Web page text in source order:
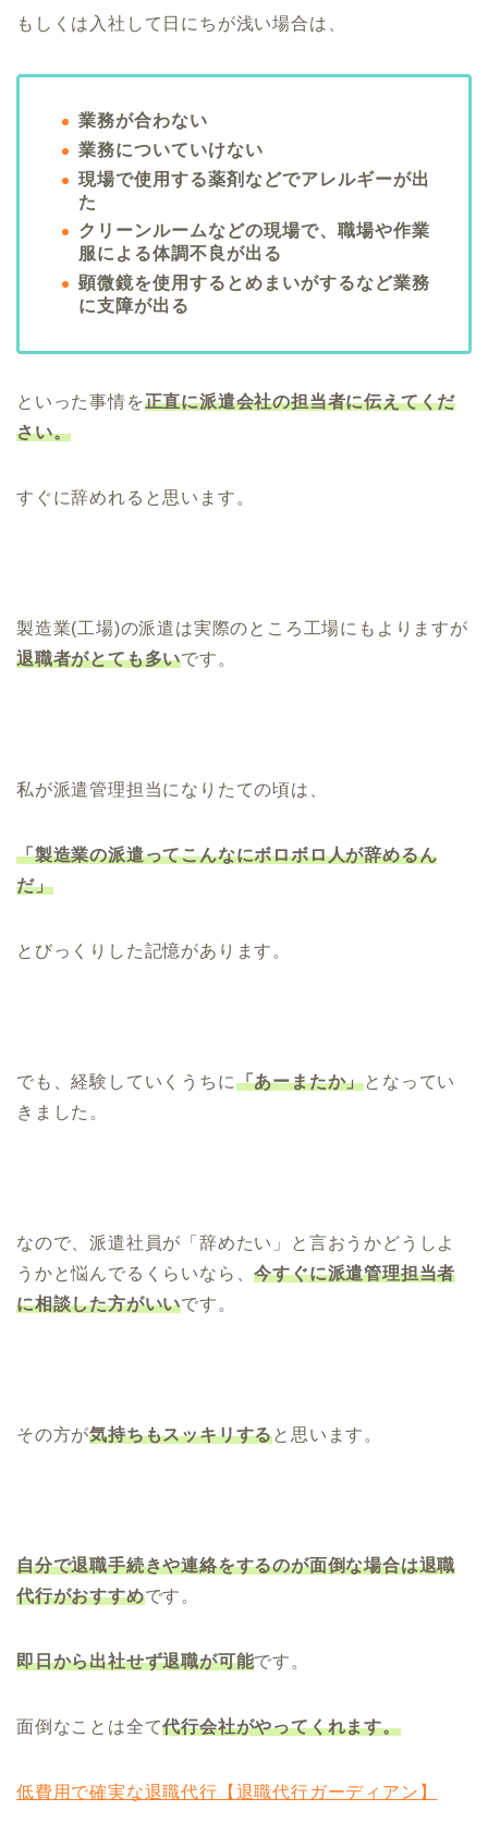
もしくは入社して日にちが浅い場合は、
業務が合わない
業務についていけない
現場で使用する薬剤などでアレルギーが出
た
クリーンルームなどの現場で、職場や作業
服による体調不良が出る
顕微鏡を使用するとめまいがするなど業務
に支障が出る
といった事情を正直に派遣会社の担当者に伝えてくだ
さい。
すぐに辞めれると思います。
製造業(工場)の派遣は実際のところ工場にもよりますが
退職者がとても多いです。
私が派遣管理担当になりたての頃は、
「製造業の派遣ってこんなにボロボロ人が辞めるん
だ」
とびっくりした記憶があります。
でも、経験していくうちに「あーまたか」となってい
きました。
なので、派遣社員が「辞めたい」と言おうかどうしよ
うかと悩んでるくらいなら、今すぐに派遣管理担当者
に相談した方がいいです。
その方が気持ちもスッキリすると思います。
自分で退職手続きや連絡をするのが面倒な場合は退職
代行がおすすめです。
即日から出社せず退職が可能です。
面倒なことは全て代行会社がやってくれます。
低費用で確実な退職代行【退職代行ガーディアン】